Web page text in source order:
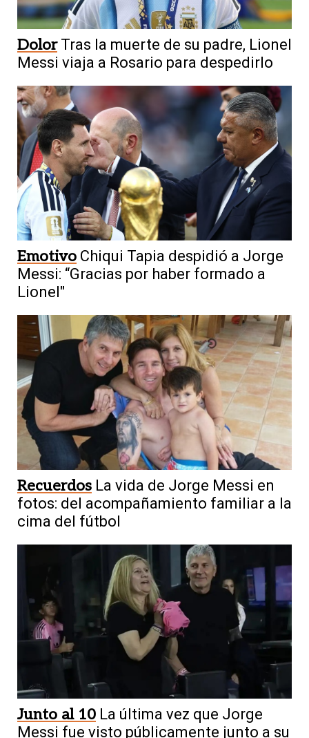
Dolor Tras la muerte de su padre, Lionel
Messi viaja a Rosario para despedirlo
Emotivo Chiqui Tapia despidió a Jorge
Messi: “Gracias por haber formado a
Lionel"
Recuerdos La vida de Jorge Messi en
fotos: del acompañamiento familiar a la
cima del fútbol
Junto al 10 La última vez que Jorge
Messi fue visto públicamente junto a su